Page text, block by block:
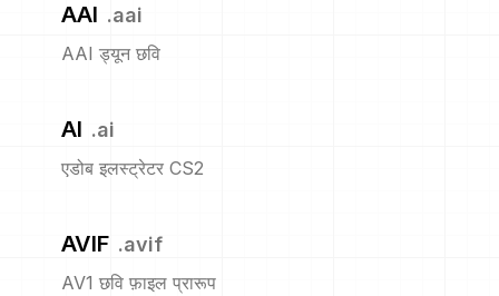
AAI .aai
AAI ड्यून छवि
AI .ai
एडोब इलस्ट्रेटर CS2
AVIF .avif
AV1 छवि फ़ाइल प्रारूप